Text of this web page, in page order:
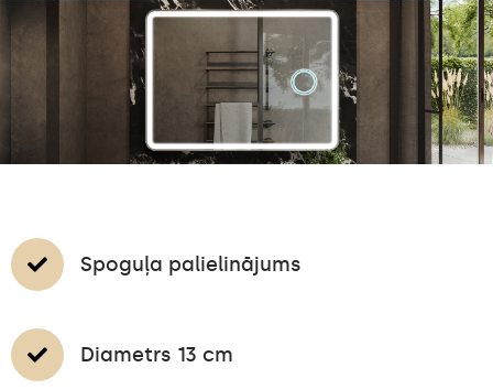
Spoguļa palielinājums
Diametrs 13 cm